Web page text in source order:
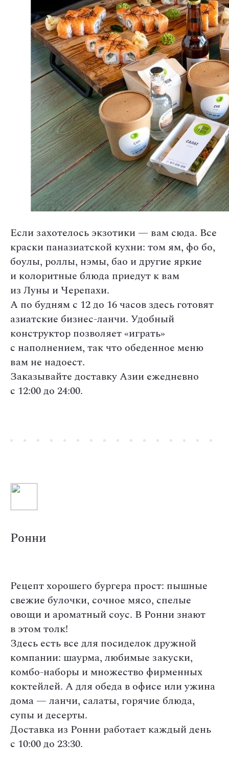
Если захотелось экзотики — вам сюда. Все
краски паназиатской кухни: том ям, фо бо,
боулы, роллы, нэмы, бао и другие яркие
и колоритные блюда приедут к вам
из Луны и Черепахи.
А по будням с 12 до 16 часов здесь готовят
азиатские бизнес-ланчи. Удобный
конструктор позволяет «играть»
с наполнением, так что обеденное меню
вам не надоест.
Заказывайте доставку Азии ежедневно
с 12:00 до 24:00.
Ронни
Рецепт хорошего бургера прост: пышные
свежие булочки, сочное мясо, спелые
овощи и ароматный соус. В Ронни знают
в этом толк!
Здесь есть все для посиделок дружной
компании: шаурма, любимые закуски,
комбо-наборы и множество фирменных
коктейлей. А для обеда в офисе или ужина
дома — ланчи, салаты, горячие блюда,
супы и десерты.
Доставка из Ронни работает каждый день
с 10:00 до 23:30.